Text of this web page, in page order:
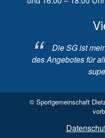
Die SG ist
des Angebotes für
© Sportgemeinschaft